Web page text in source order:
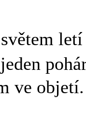
ve objetí.